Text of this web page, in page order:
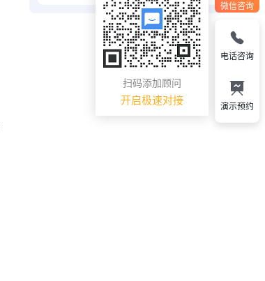
微信咨询
扫码添加顾问
开启极速对接
电话咨询
演示预约